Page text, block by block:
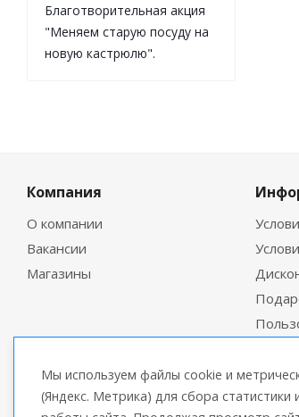
Благотворительная акция
"Меняем старую посуду на
новую кастрюлю".
Компания
О компании
Вакансии
Магазины
Мы используем файлы cookie и
(Яндекс. Метрика) для сбора статистики